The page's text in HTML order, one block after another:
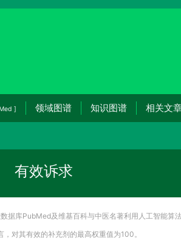
] 领域图谱 知识图谱 相关文
有效诉求
据库PubMed及维基百科与中医名著利用人工智能算
，对其有效的补充剂的最高权重值为100。